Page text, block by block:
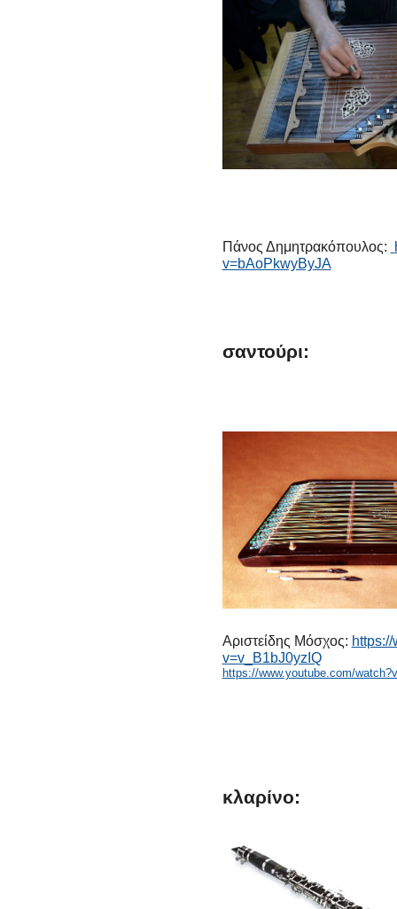
Πάνος Δημητρακόπουλος:
v=bAoPkwyByJA
σαντούρι:
Αριστείδης Μόσχος:
v=v_B1bJ0yzIQ
https://www.youtube.com/
κλαρίνο: